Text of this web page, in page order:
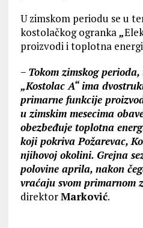
U zimskom periodu se u
kostolačkog ogranka„
proizvodi i toplotna
− Tokom zimskog
„Kostolac A“ ima
primarne funkcije
u zimskim mesecima
obezbeđuje toplotna
koji pokriva Požarevac,
njihovoj okolini. Grejna
polovine aprila, nakon
vraćaju svom primarnom
direktorMarković.